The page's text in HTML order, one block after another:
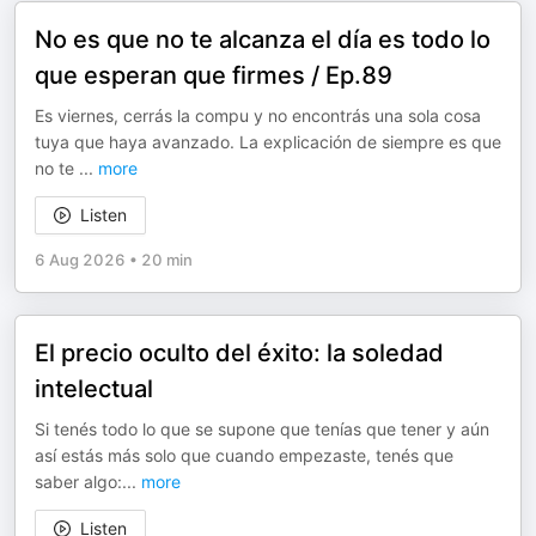
No es que no te alcanza el día es todo lo
que esperan que firmes / Ep.89
Es viernes, cerrás la compu y no encontrás una sola cosa
tuya que haya avanzado. La explicación de siempre es que
no te ... more
Listen
6 Aug 2026 • 20 min
El precio oculto del éxito: la soledad
intelectual
Si tenés todo lo que se supone que tenías que tener y aún
así estás más solo que cuando empezaste, tenés que
saber algo:... more
Listen